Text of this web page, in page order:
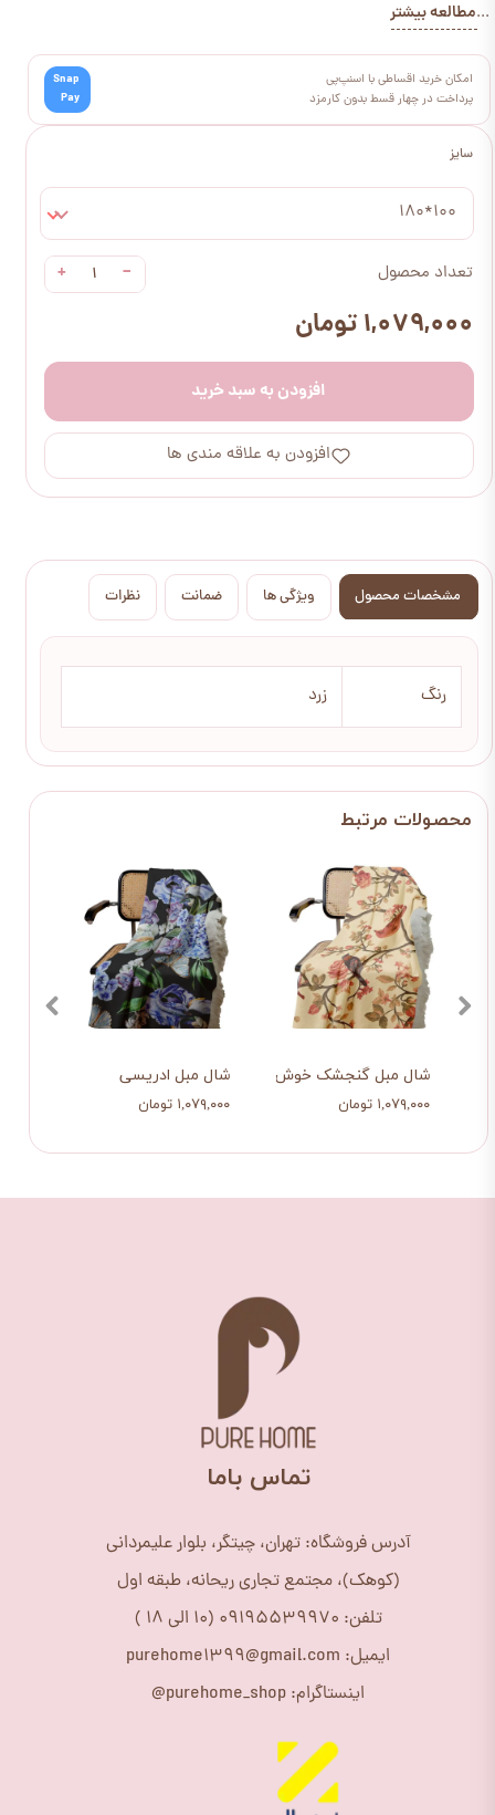
سایز
100*180
تعداد محصول −
+
۱,۰۷۹,۰۰۰ تومان
افزودن به سبد خرید
افزودن به علاقه مندی ها
...مطالعه بیشتر
امکان خرید اقساطی با اسنپ‌پی
پرداخت در چهار قسط بدون کارمزد
Snap
Pay
مشخصات محصول ویژگی ها ضمانت نظرات
رنگ زرد
شال مبل ادریسی
۱,۰۷۹,۰۰۰ تومان
شال مبل گنجشک خوش اقبال
۱,۰۷۹,۰۰۰ تومان
​تماس باما
آدرس فروشگاه: تهران، چیتگر، بلوار علیمردانی
(کوهک)، مجتمع تجاری ریحانه، طبقه اول
تلفن: 09195539970 (10 الی 18 )
ایمیل: purehome1399@gmail.com
اینستاگرام: purehome_shop@